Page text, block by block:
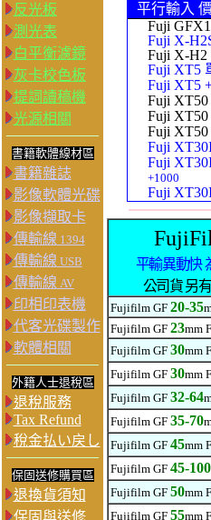
反光板
測光表
白平衡濾鏡
灰卡校色板
提詞讀稿機
光源相關
書籍軟體線材區
書籍雜誌
影像軟體光碟
影像擷取卡
傳輸線 1394
傳輸線 USB
傳輸線 AV
印相印表機
代客光碟製作
軟體相關
外籍人士退稅區
退稅服務
Tax Refund
稅金払い戻し
保固送修購買區
退換貨須知
保固與送修
平行輸入
Fuji
Fuji X-
Fuji X-H2
Fuji XT5
Fuji XT5
Fuji
Fuji XT50
Fuji XT50
Fuji
Fuji
+1000
Fuji
平輸異動快
公司貨 另
Fujifilm GF 20-35
Fujifilm GF 23mm F
Fujifilm GF 30mm F
Fujifilm GF 30mm F
Fujifilm GF 32-64
Fujifilm GF 35-70
Fujifilm GF 45mm F
Fujifilm GF 45-100
Fujifilm GF 50mm F
Fujifilm GF 55mm F